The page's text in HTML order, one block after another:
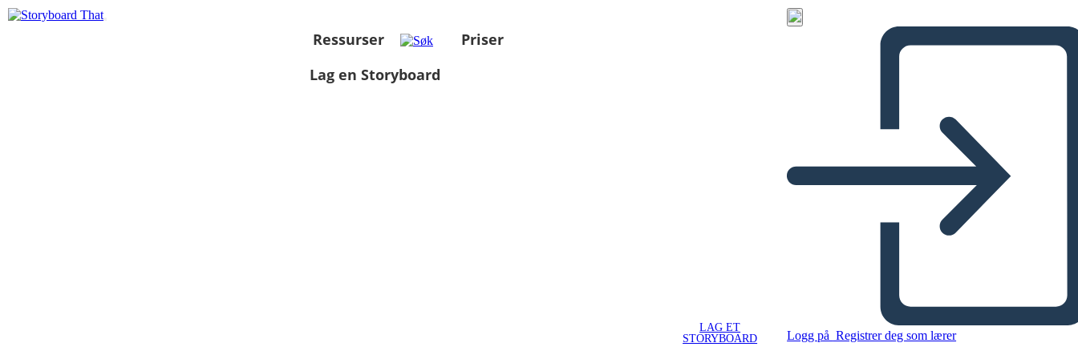
Ressurser
Priser
Lag en Storyboard
LAG ET
STORYBOARD
Logg på Registrer deg som lærer